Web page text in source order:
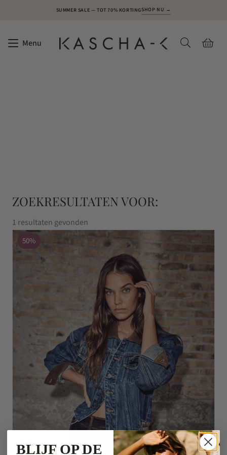
SUMMER SALE — TOT 70% KORTINGSHOP NU →
Menu
ZOEKRESULTATEN VOOR:
1 resultaten gevonden
50%
BLIJF OP DE